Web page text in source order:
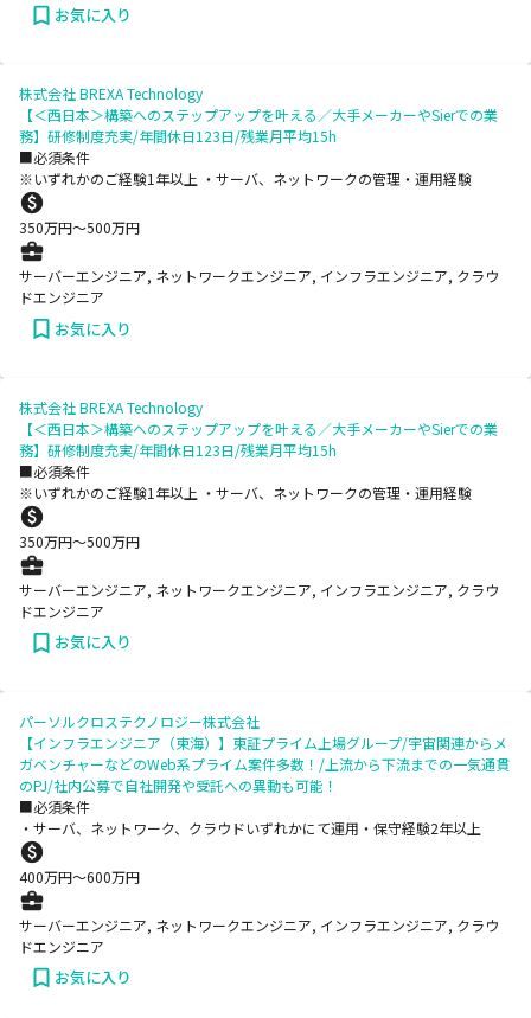
お気に入り
株式会社 BREXA Technology
【＜西日本＞構築へのステップアップを叶える／大手メーカーやSierでの業
務】研修制度充実/年間休日123日/残業月平均15h
■必須条件
※いずれかのご経験1年以上 ・サーバ、ネットワークの管理・運用経験
350万円〜500万円
サーバーエンジニア, ネットワークエンジニア, インフラエンジニア, クラウ
ドエンジニア
お気に入り
株式会社 BREXA Technology
【＜西日本＞構築へのステップアップを叶える／大手メーカーやSierでの業
務】研修制度充実/年間休日123日/残業月平均15h
■必須条件
※いずれかのご経験1年以上 ・サーバ、ネットワークの管理・運用経験
350万円〜500万円
サーバーエンジニア, ネットワークエンジニア, インフラエンジニア, クラウ
ドエンジニア
お気に入り
パーソルクロステクノロジー株式会社
【インフラエンジニア（東海）】東証プライム上場グループ/宇宙関連からメ
ガベンチャーなどのWeb系プライム案件多数！/上流から下流までの一気通貫
のPJ/社内公募で自社開発や受託への異動も可能！
■必須条件
・サーバ、ネットワーク、クラウドいずれかにて運用・保守経験2年以上
400万円〜600万円
サーバーエンジニア, ネットワークエンジニア, インフラエンジニア, クラウ
ドエンジニア
お気に入り